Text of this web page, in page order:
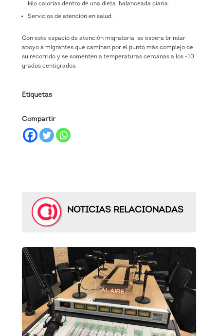
kilo calorías dentro de una dieta balanceada diaria.
Servicios de atención en salud.
Con este espacio de atención migratoria, se espera brindar
apoyo a migrantes que caminan por el punto más complejo de
su recorrido y se somenten a temperaturas cercanas a los -10
grados centigrados.
Etiquetas
Compartir
NOTICIAS RELACIONADAS